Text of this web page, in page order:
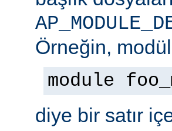
Örneğin,
module
diye bir satır